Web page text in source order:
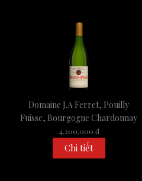
Domaine J.A Ferret, Pouilly
Fuisse, Bourgogne Chardonnay
4,200,000 đ
Chi tiết